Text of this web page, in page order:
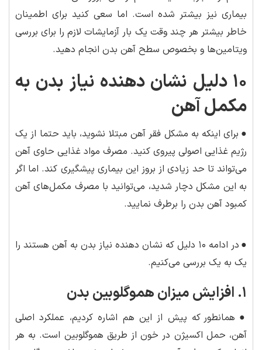
بیماری نیز بیشتر شده است. اما سعی کنید برای اطمینان
خاطر بیشتر هر چند وقت یک بار آزمایشات لازم را برای بررسی
ویتامین‌ها و بخصوص سطح آهن بدن انجام دهید.
۱۰ دلیل نشان دهنده نیاز بدن به
مکمل آهن
● برای اینکه به مشکل فقر آهن مبتلا نشوید، باید حتما از یک
رژیم غذایی اصولی پیروی کنید. مصرف مواد غذایی حاوی آهن
می‌تواند تا حد زیادی از بروز این بیماری پیشگیری کند. اما اگر
به این مشکل دچار شدید، می‌توانید با مصرف مکمل‌های آهن
کمبود آهن بدن را برطرف نمایید.
●
در ادامه ۱۰ دلیل که نشان دهنده نیاز بدن به آهن هستند را
یک به یک بررسی می‌کنیم.
۱. افزایش میزان هموگلوبین بدن
● همانطور که پیش از این هم اشاره کردیم، عملکرد اصلی
آهن، حمل اکسیژن در خون از طریق هموگلوبین است. به هر